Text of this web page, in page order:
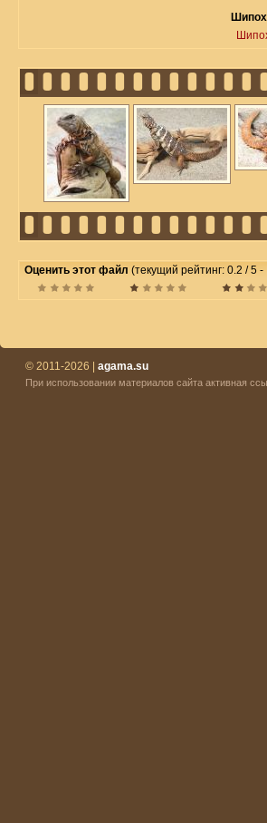
Оценить этот файл (текущий рейтинг: 0.2 / 5 -
© 2011-2026 | agama.su
При использовании материалов сайта активная